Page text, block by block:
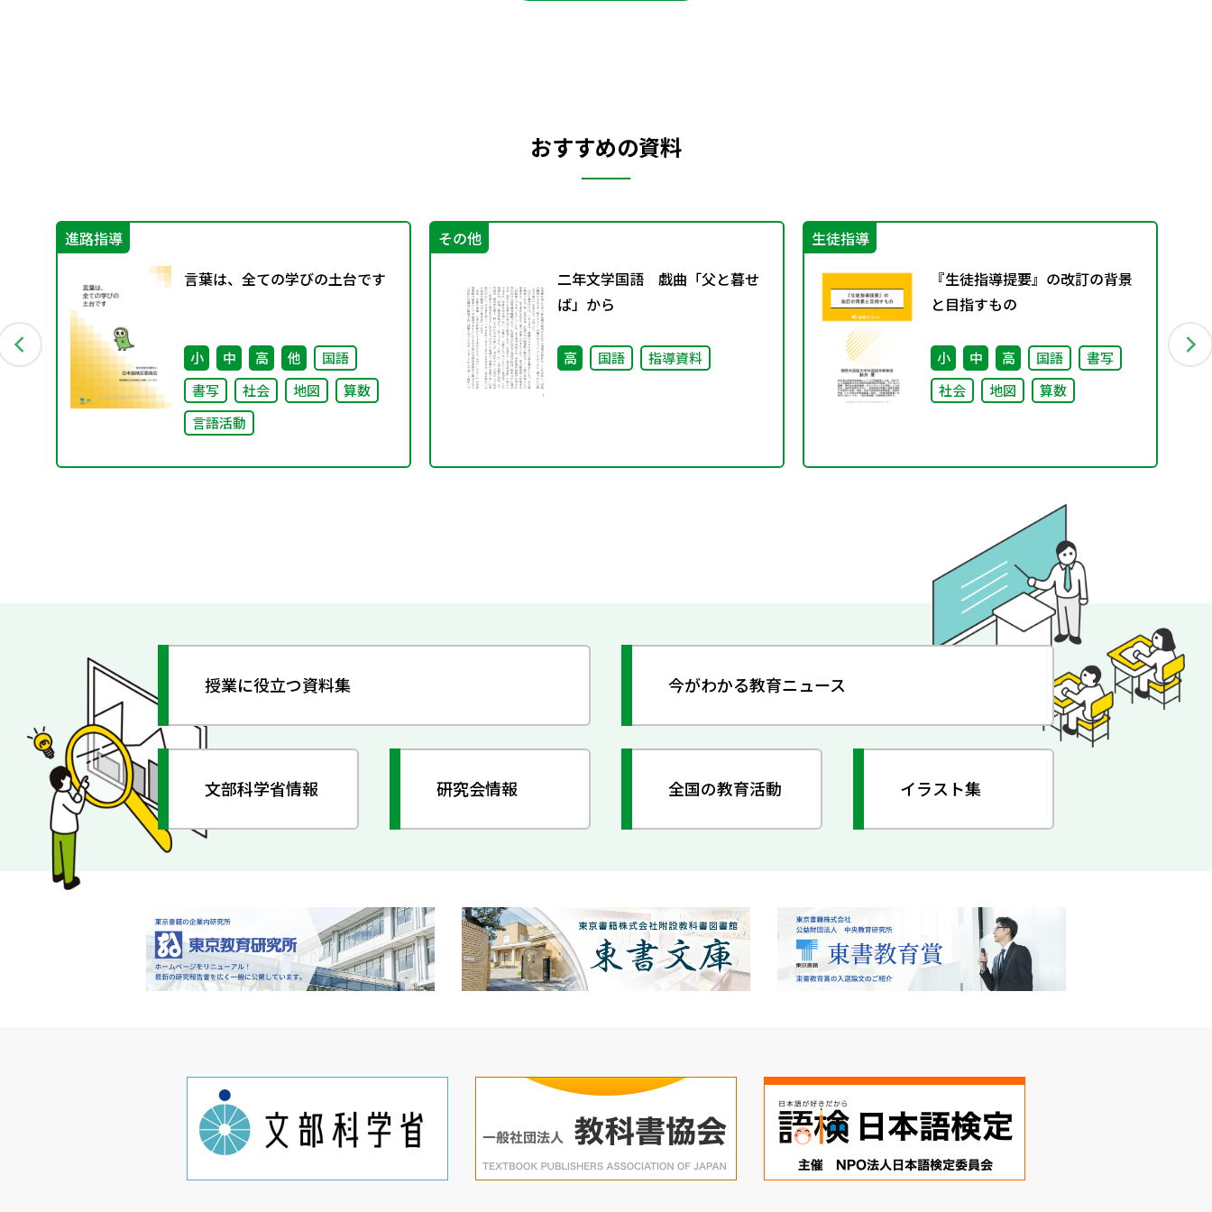
おすすめの資料
進路指導
言葉は、全ての学びの土台です
小 中 高 他
国語
書写
社会 地図
算数
言語活動
その他
二年文学国語 戯曲「父と暮せ
ば」から
高 国語 指導資料
生徒指導
『生徒指導提要』の改訂の背景
と目指すもの
小 中 高 国語
書写
社会
地図 算数
授業に役立つ資料集 今がわかる教育ニュース
文部科学省情報 研究会情報 全国の教育活動 イラスト集